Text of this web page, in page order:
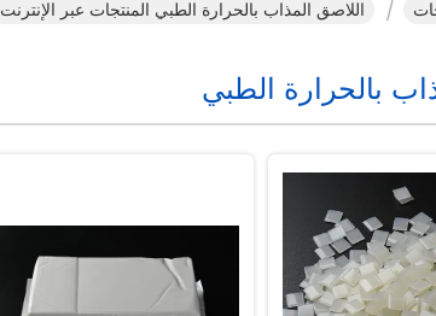
اللاصق المذاب بالحرارة الطبي المنتجات عبر الإنترنت
بالحرارة الطبي